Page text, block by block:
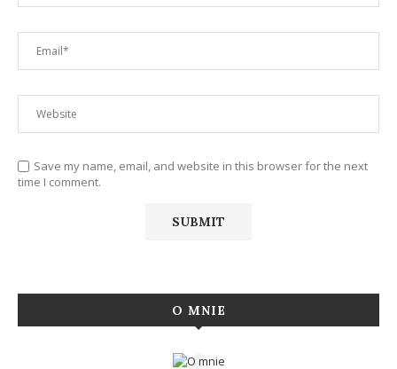
Save my name, email, and website in this browser for the next
time I comment.
O MNIE